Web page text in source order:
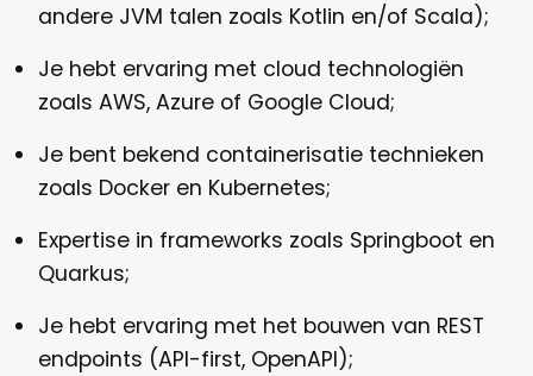
andere JVM talen zoals Kotlin en/of Scala);
Je hebt ervaring met cloud technologiën
zoals AWS, Azure of Google Cloud;
Je bent bekend containerisatie technieken
zoals Docker en Kubernetes;
Expertise in frameworks zoals Springboot en
Quarkus;
Je hebt ervaring met het bouwen van REST
endpoints (API-first, OpenAPI);